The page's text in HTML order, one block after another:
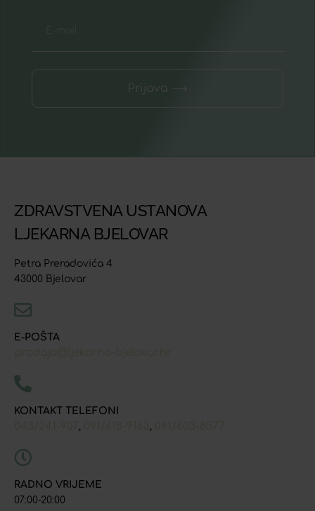
Prijava ⟶
ZDRAVSTVENA USTANOVA
LJEKARNA BJELOVAR
Petra Preradovića 4
43000 Bjelovar
E-POŠTA
KONTAKT TELEFONI
, ,
RADNO VRIJEME
07:00-20:00